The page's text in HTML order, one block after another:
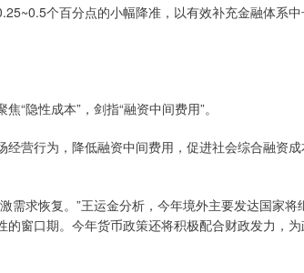
个百分点的小幅降准，以有效补充金融体系
“隐性成本”，剑指“融资中间费用”。
营行为，降低融资中间费用，促进社会综合融资
需求恢复。”王运金分析，今年境外主要发达国家将
窗口期。今年货币政策还将积极配合财政发力，